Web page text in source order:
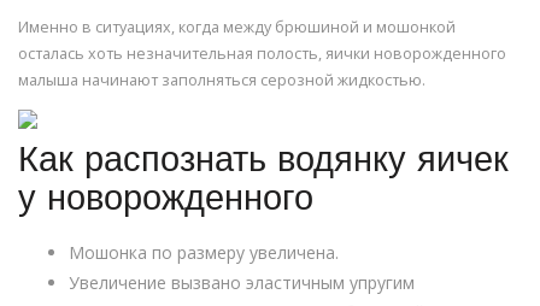
Именно в ситуациях, когда между брюшиной и мошонкой
осталась хоть незначительная полость, яички новорожденного
малыша начинают заполняться серозной жидкостью.
Как распознать водянку яичек
у новорожденного
Мошонка по размеру увеличена.
Увеличение вызвано эластичным упругим